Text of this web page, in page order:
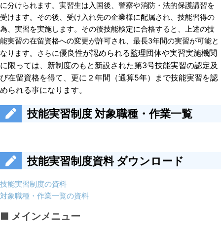
に分けられます。実習生は入国後、警察や消防・法的保護講習を
受けます。その後、受け入れ先の企業様に配属され、技能習得の
為、実習を実施します。その後技能検定に合格すると、上述の技
能実習の在留資格への変更が許可され、最長3年間の実習が可能と
なります。さらに優良性が認められる監理団体や実習実施機関
に限っては、 新制度のもと新設された第3号技能実習の認定及
び在留資格を得て、更に２年間（通算5年）まで技能実習を認
められる事になります。
技能実習制度 対象職種・作業一覧
技能実習制度資料 ダウンロード
技能実習制度の資料
対象職種・作業一覧の資料
■ メインメニュー